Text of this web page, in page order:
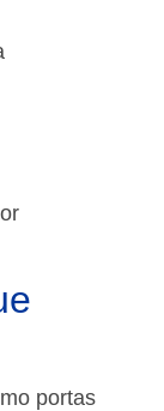
portas